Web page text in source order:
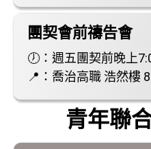
團契會前禱告會
🕖：週五團契前晚上
📍：喬治高職 浩然樓
青年聯